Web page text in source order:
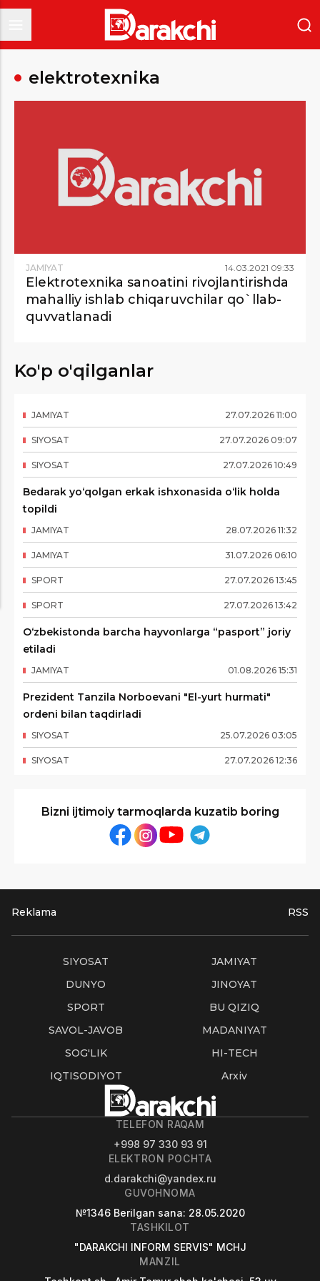
elektrotexnika
JAMIYAT 14.03.2021 09:33
Elektrotexnika sanoatini rivojlantirishda
mahalliy ishlab chiqaruvchilar qo`llab-
quvvatlanadi
Ko'p o'qilganlar
27.07.2026 11:00
JAMIYAT
27.07.2026 09:07
SIYOSAT
27.07.2026 10:49
SIYOSAT
Bedarak yo‘qolgan erkak ishxonasida o‘lik holda
topildi
28.07.2026 11:32
JAMIYAT
31.07.2026 06:10
JAMIYAT
27.07.2026 13:45
SPORT
27.07.2026 13:42
SPORT
O‘zbekistonda barcha hayvonlarga “pasport” joriy
etiladi
01.08.2026 15:31
JAMIYAT
Prezident Tanzila Norboevani "El-yurt hurmati"
ordeni bilan taqdirladi
25.07.2026 03:05
SIYOSAT
27.07.2026 12:36
SIYOSAT
Bizni ijtimoiy tarmoqlarda kuzatib boring
Reklama RSS
SIYOSAT
JAMIYAT
DUNYO
JINOYAT
SPORT
BU QIZIQ
SAVOL-JAVOB
MADANIYAT
SOG'LIK
HI-TECH
IQTISODIYOT
Arxiv
TELEFON RAQAM
+998 97 330 93 91
ELEKTRON POCHTA
d.darakchi@yandex.ru
GUVOHNOMA
№1346 Berilgan sana: 28.05.2020
TASHKILOT
"DARAKCHI INFORM SERVIS" MCHJ
MANZIL